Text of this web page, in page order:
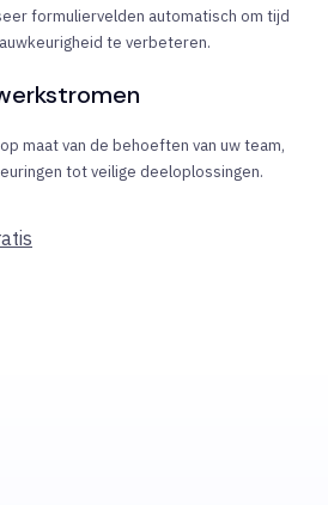
formuliervelden automatisch om tijd
te verbeteren.
maat van de behoeften van uw team,
tot veilige deeloplossingen.